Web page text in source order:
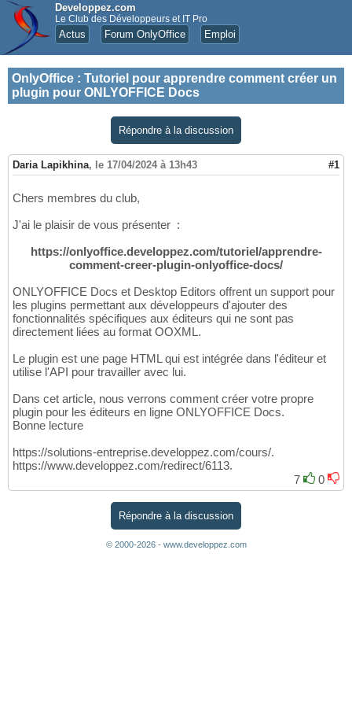
Developpez.com
Le Club des Développeurs et IT Pro
Actus Forum OnlyOffice Emploi
OnlyOffice : Tutoriel pour apprendre comment créer un
plugin pour ONLYOFFICE Docs
Répondre à la discussion
Daria Lapikhina, le 17/04/2024 à 13h43 #1
Chers membres du club,
J'ai le plaisir de vous présenter :
https://onlyoffice.developpez.com/tutoriel/apprendre-
comment-creer-plugin-onlyoffice-docs/
ONLYOFFICE Docs et Desktop Editors offrent un support pour
les plugins permettant aux développeurs d'ajouter des
fonctionnalités spécifiques aux éditeurs qui ne sont pas
directement liées au format OOXML.
Le plugin est une page HTML qui est intégrée dans l'éditeur et
utilise l'API pour travailler avec lui.
Dans cet article, nous verrons comment créer votre propre
plugin pour les éditeurs en ligne ONLYOFFICE Docs.
Bonne lecture
https://solutions-entreprise.developpez.com/cours/.
https://www.developpez.com/redirect/6113.
7
0
Répondre à la discussion
© 2000-2026 - www.developpez.com